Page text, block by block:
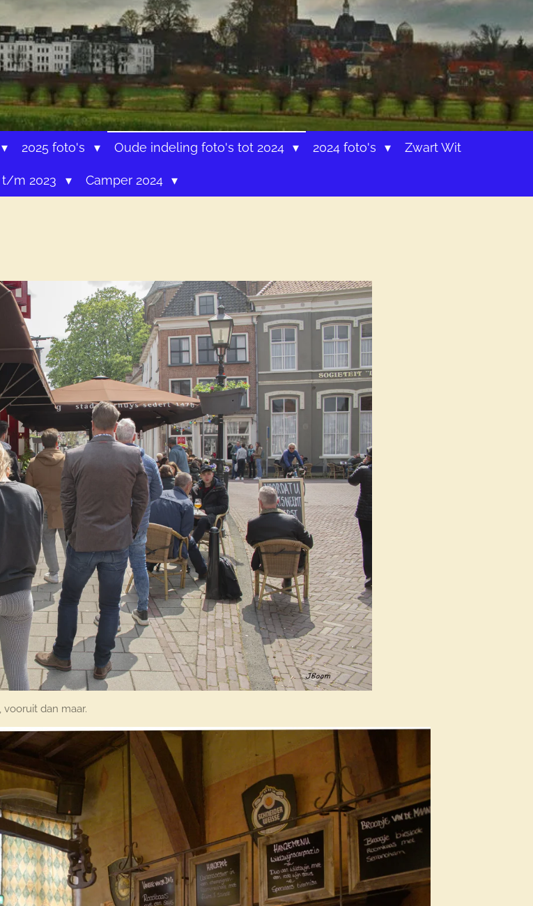
2025 foto's Oude indeling foto's tot 2024 2024 foto's Zwart Wit
t/m 2023 Camper 2024
dan maar.